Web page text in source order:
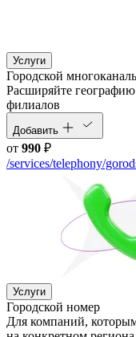
Услуги
Городской
Расширяйте
филиалов
Добавить
от 990 ₽
/services/telephony/
Услуги
Городской номер
Для компаний,